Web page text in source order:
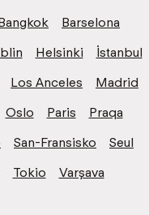
Barselona
Helsinki
İstanbul
Los Anceles
Madrid
Oslo Paris
Praqa
San-Fransisko
Seul
Tokio Varşava